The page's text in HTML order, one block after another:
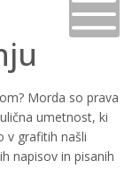
Morda so prava
umetnost, ki
v grafitih našli
napisov in pisanih